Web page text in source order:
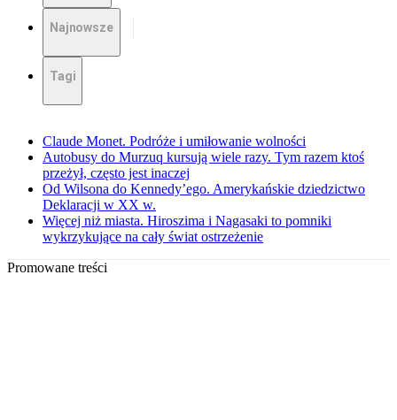
Najnowsze
Tagi
Claude Monet. Podróże i umiłowanie wolności
Autobusy do Murzuq kursują wiele razy. Tym razem ktoś
przeżył, często jest inaczej
Od Wilsona do Kennedy’ego. Amerykańskie dziedzictwo
Deklaracji w XX w.
Więcej niż miasta. Hiroszima i Nagasaki to pomniki
wykrzykujące na cały świat ostrzeżenie
Promowane treści